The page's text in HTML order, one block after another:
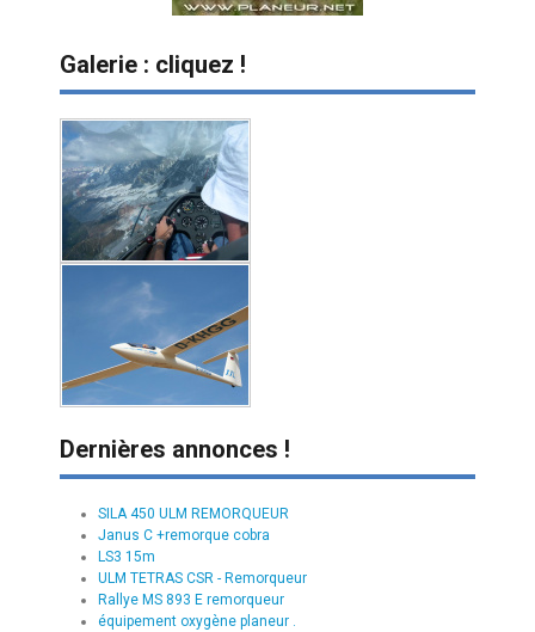
Galerie : cliquez !
Dernières annonces !
SILA 450 ULM REMORQUEUR
Janus C +remorque cobra
LS3 15m
ULM TETRAS CSR - Remorqueur
Rallye MS 893 E remorqueur
équipement oxygène planeur .